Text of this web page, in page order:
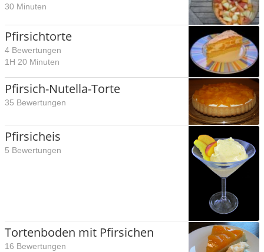
30 Minuten
Pfirsichtorte
4 Bewertungen
1H 20 Minuten
Pfirsich-Nutella-Torte
35 Bewertungen
Pfirsicheis
5 Bewertungen
Tortenboden mit Pfirsichen
16 Bewertungen